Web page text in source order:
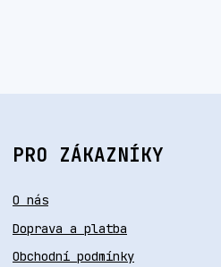
PRO ZÁKAZNÍKY
O nás
Doprava a platba
Obchodní podmínky